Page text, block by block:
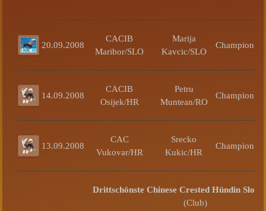
20.09.2008
CACIB
Maribor/SLO
Marija
Kavcic/SLO
Champion
14.09.2008
CACIB
Osijek/HR
Petru
Muntean/RO
Champion
13.09.2008
CAC
Vukovar/HR
Srecko
Kukic/HR
Champion
Drittschönste Chinese Crested Hündin
(Club)